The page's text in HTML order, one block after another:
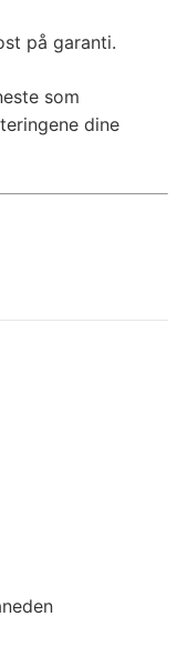
på garanti.
som
dine